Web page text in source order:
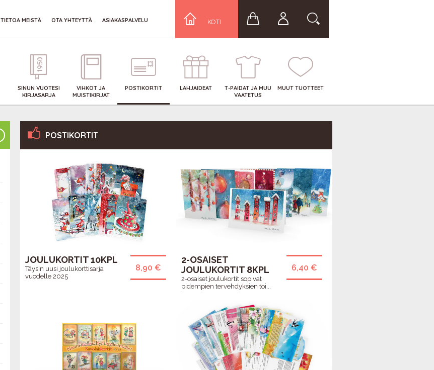
TIETOA MEISTÄ OTA YHTEYTTÄ ASIAKASPALVELU KOTI
SINUN VUOTESI
KIRJASARJA
VIHKOT JA
MUISTIKIRJAT
POSTIKORTIT LAHJAIDEAT
T-PAIDAT JA MUU
VAATETUS
MUUT TUOTTEET
POSTIKORTIT
8,90 €
JOULUKORTIT 10KPL
Täysin uusi joulukorttisarja
vuodelle 2025
6,40 €
2-OSAISET
JOULUKORTIT 8KPL
2-osaiset joulukortit sopivat
pidempien tervehdyksien toi...